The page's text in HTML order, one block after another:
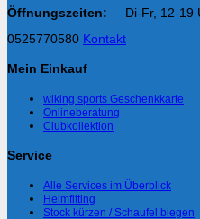
Öffnungszeiten:
Di-Fr, 12-19
0525770580 Kontakt
Mein Einkauf
wiking sports Geschenkkarte
Onlineberatung
Clubkollektion
Service
Alle Services im Überblick
Helmfitting
Stock kürzen / Schaufel biegen